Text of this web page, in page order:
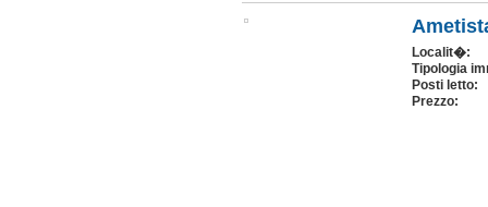
Localit�:
Tipologia
Posti letto:
Prezzo: